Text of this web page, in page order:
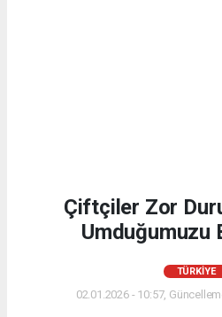
Çiftçiler Zor
Umduğumuzu
TÜRKIYE
02.01.2026 - 10:57,